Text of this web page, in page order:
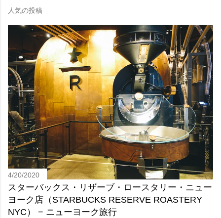
人気の投稿
4/20/2020
スターバックス・リザーブ・ロースタリー・ニュー
ヨーク店（STARBUCKS RESERVE ROASTERY
NYC） − ニューヨーク旅行